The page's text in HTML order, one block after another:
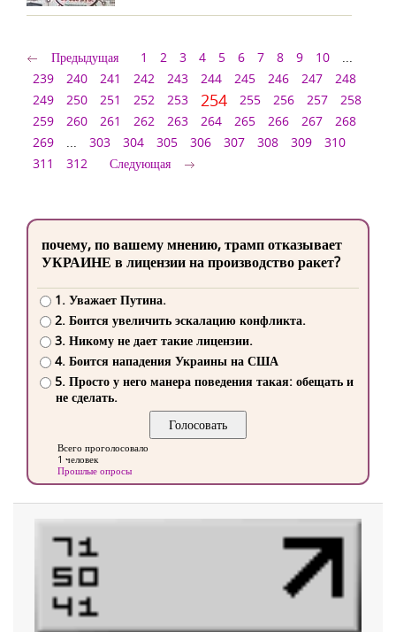
Предыдущая 1 2 3 4 5 6 7 8 9 10
...
239
240 241 242 243 244 245 246 247
248
249
250 251 252 253 254 255 256 257
258
259
260 261 262 263 264 265 266 267
268
269
... 303 304 305 306 307 308 309
310
311
312 Следующая
почему, по вашему мнению, трамп отказывает
УКРАИНЕ в лицензии на производство ракет?
1. Уважает Путина.
2. Боится увеличить эскалацию конфликта.
3. Никому не дает такие лицензии.
4. Боится нападения Украины на США
5. Просто у него манера поведения такая: обещать и
не сделать.
Всего проголосовало
1 человек
Прошлые опросы